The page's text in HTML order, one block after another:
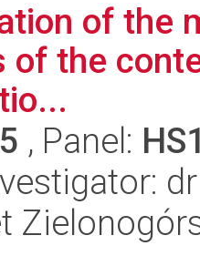
of the
of the
, Panel: